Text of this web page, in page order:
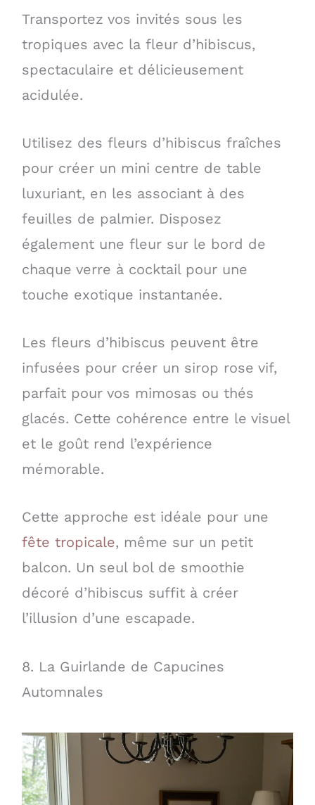
Transportez vos invités sous les
tropiques avec la fleur d’hibiscus,
spectaculaire et délicieusement
acidulée.
Utilisez des fleurs d’hibiscus fraîches
pour créer un mini centre de table
luxuriant, en les associant à des
feuilles de palmier. Disposez
également une fleur sur le bord de
chaque verre à cocktail pour une
touche exotique instantanée.
Les fleurs d’hibiscus peuvent être
infusées pour créer un sirop rose vif,
parfait pour vos mimosas ou thés
glacés. Cette cohérence entre le visuel
et le goût rend l’expérience
mémorable.
Cette approche est idéale pour une
fête tropicale, même sur un petit
balcon. Un seul bol de smoothie
décoré d’hibiscus suffit à créer
l’illusion d’une escapade.
8. La Guirlande de Capucines
Automnales